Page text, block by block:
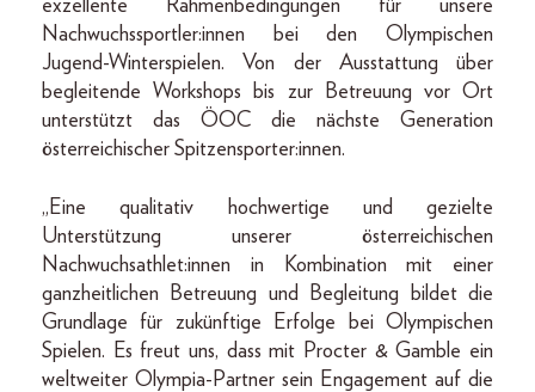
exzellente Rahmenbedingungen für unsere
Nachwuchssportler:innen bei den Olympischen
Jugend-Winterspielen. Von der Ausstattung über
begleitende Workshops bis zur Betreuung vor Ort
unterstützt das ÖOC die nächste Generation
österreichischer Spitzensporter:innen.
„Eine qualitativ hochwertige und gezielte
Unterstützung unserer österreichischen
Nachwuchsathlet:innen in Kombination mit einer
ganzheitlichen Betreuung und Begleitung bildet die
Grundlage für zukünftige Erfolge bei Olympischen
Spielen. Es freut uns, dass mit Procter & Gamble ein
weltweiter Olympia-Partner sein Engagement auf die